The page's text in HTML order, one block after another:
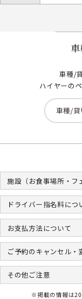
車種/
ハイヤーの
車種/貸
施設（お食事場所・フ
ドライバー指名料につ
お支払方法について
ご予約のキャンセル・
その他ご注意
※掲載の情報は